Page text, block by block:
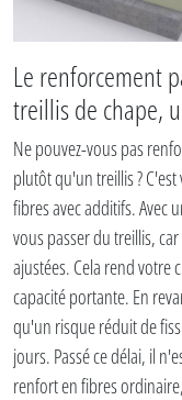
Le renforcement
treillis de chape,
Ne pouvez-vous pas
plutôt qu'un treillis ?
fibres avec additifs. Avec
vous passer du treillis,
ajustées. Cela rend votre
capacité portante. En
qu'un risque réduit de
jours. Passé ce délai, il
renfort en fibres